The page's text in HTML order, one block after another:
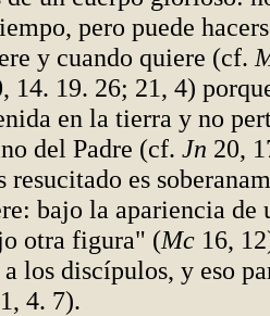
pero puede
y cuando quiere (cf.
14. 19. 26; 21, 4)
en la tierra y no
del Padre (cf. Jn 20,
resucitado es
bajo la apariencia
otra figura" (Mc 16,
los discípulos, y eso
4. 7).